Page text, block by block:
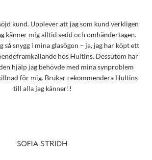
kund. Upplever att jag som kund verkligen
känner mig alltid sedd och omhändertagen.
så snygg i mina glasögon – ja, jag har köpt ett
hos Hultins. Dessutom har
hjälp jag behövde med mina synproblem
för mig. Brukar rekommendera Hultins
till alla jag känner!!
SOFIA STRIDH